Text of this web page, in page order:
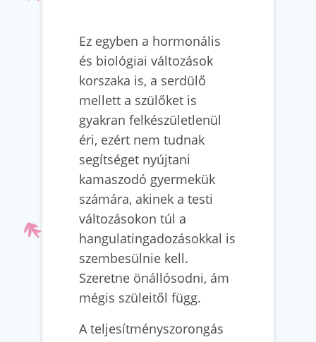
Ez egyben a hormonális
és biológiai változások
korszaka is, a serdülő
mellett a szülőket is
gyakran felkészületlenül
éri, ezért nem tudnak
segítséget nyújtani
kamaszodó gyermekük
számára, akinek a testi
változásokon túl a
hangulatingadozásokkal is
szembesülnie kell.
Szeretne önállósodni, ám
mégis szüleitől függ.
A teljesítményszorongás